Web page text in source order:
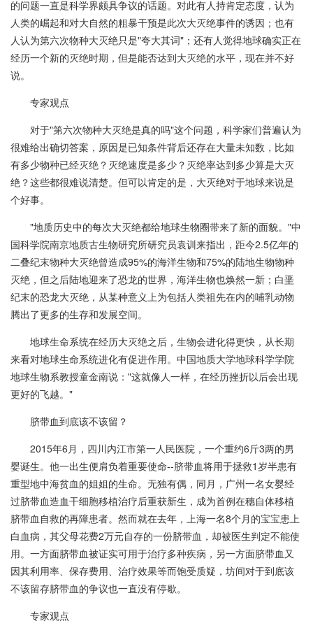
的问题一直是科学界颇具争议的话题。对此有人持肯定态度，认为
人类的崛起和对大自然的粗暴干预是此次大灭绝事件的诱因；也有
人认为第六次物种大灭绝只是"夸大其词"；还有人觉得地球确实正在
经历一个新的灭绝时期，但是能否达到大灭绝的水平，现在并不好
说。
专家观点
对于"第六次物种大灭绝是真的吗"这个问题，科学家们普遍认为
很难给出确切答案，原因是已知条件背后还存在大量未知数，比如
有多少物种已经灭绝？灭绝速度是多少？灭绝率达到多少算是大灭
绝？这些都很难说清楚。但可以肯定的是，大灭绝对于地球来说是
个好事。
"地质历史中的每次大灭绝都给地球生物圈带来了新的面貌。"中
国科学院南京地质古生物研究所研究员袁训来指出，距今2.5亿年的
二叠纪末物种大灭绝曾造成95%的海洋生物和75%的陆地生物物种
灭绝，但之后陆地迎来了恐龙的世界，海洋生物也焕然一新；白垩
纪末的恐龙大灭绝，从某种意义上为包括人类祖先在内的哺乳动物
腾出了更多的生存和发展空间。
地球生命系统在经历大灭绝之后，生物会进化得更快，从长期
来看对地球生命系统进化有促进作用。中国地质大学地球科学学院
地球生物系教授童金南说："这就像人一样，在经历挫折以后会出现
更好的飞越。"
脐带血到底该不该留？
2015年6月，四川内江市第一人民医院，一个重约6斤3两的男
婴诞生。他一出生便肩负着重要使命--脐带血将用于拯救1岁半患有
重型地中海贫血的姐姐的生命。无独有偶，同月，广州一名女婴经
过脐带血造血干细胞移植治疗后重获新生，成为首例在穗自体移植
脐带血自救的再障患者。然而就在去年，上海一名8个月的宝宝患上
白血病，其父母花费2万元自存的一份脐带血，却被医生判定不能使
用。一方面脐带血被证实可用于治疗多种疾病，另一方面脐带血又
因其利用率、保存费用、治疗效果等而饱受质疑，坊间对于到底该
不该留存脐带血的争议也一直没有停歇。
专家观点